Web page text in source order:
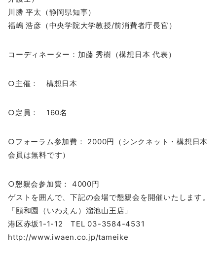
川勝 平太（静岡県知事）
福嶋 浩彦（中央学院大学教授/前消費者庁長官）
コーディネーター：加藤 秀樹（構想日本 代表）
○主催： 構想日本
○定員： 160名
○フォーラム参加費： 2000円（シンクネット・構想日本
会員は無料です）
○懇親会参加費： 4000円
ゲストを囲んで、下記の会場で懇親会を開催いたします。
「頤和園（いわえん）溜池山王店」
港区赤坂1-1-12 TEL 03-3584-4531
http://www.iwaen.co.jp/tameike